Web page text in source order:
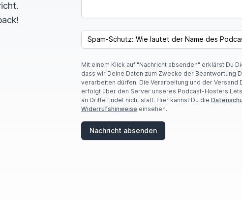
F
O
A
R
E
A
H
U
M
N
SPAM CAPTCHA
Mit einem Klick auf "Nachricht absenden" erklärst Du
dass wir Deine Daten zum Zwecke der Beantwortung
verarbeiten dürfen. Die Verarbeitung und der Versand
erfolgt über den Server unseres Podcast-Hosters
an Dritte findet nicht statt. Hier kannst Du die
Widerrufshinweise einsehen.
Nachricht absenden